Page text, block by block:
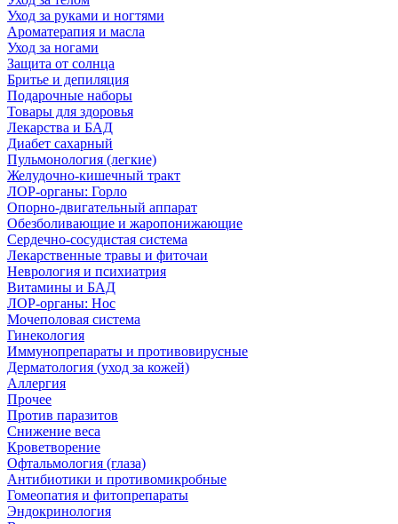
Уход за руками и ногтями
Ароматерапия и масла
Уход за ногами
Защита от солнца
Бритье и депиляция
Подарочные наборы
Товары для здоровья
Лекарства и БАД
Диабет сахарный
Пульмонология (легкие)
Желудочно-кишечный тракт
ЛОР-органы: Горло
Опорно-двигательный аппарат
Обезболивающие и жаропонижающие
Сердечно-сосудистая система
Лекарственные травы и фиточаи
Неврология и психиатрия
Витамины и БАД
ЛОР-органы: Нос
Мочеполовая система
Гинекология
Иммунопрепараты и противовирусные
Дерматология (уход за кожей)
Аллергия
Прочее
Против паразитов
Снижение веса
Кроветворение
Офтальмология (глаза)
Антибиотики и противомикробные
Гомеопатия и фитопрепараты
Эндокринология